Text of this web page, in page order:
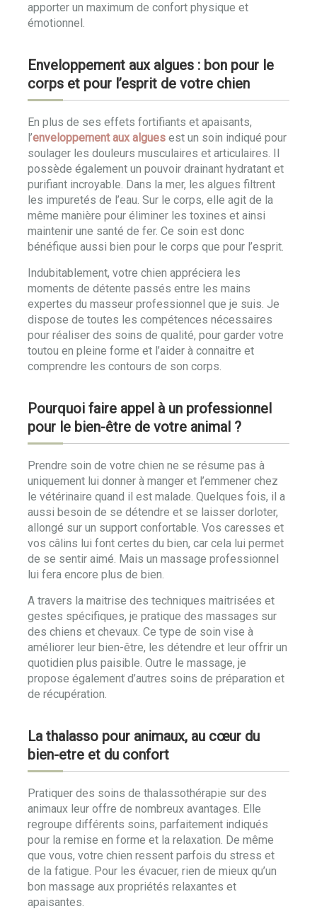
apporter un maximum de confort physique et
émotionnel.
Enveloppement aux algues : bon pour le
corps et pour l’esprit de votre chien
En plus de ses effets fortifiants et apaisants,
l’enveloppement aux algues est un soin indiqué pour
soulager les douleurs musculaires et articulaires. Il
possède également un pouvoir drainant hydratant et
purifiant incroyable. Dans la mer, les algues filtrent
les impuretés de l’eau. Sur le corps, elle agit de la
même manière pour éliminer les toxines et ainsi
maintenir une santé de fer. Ce soin est donc
bénéfique aussi bien pour le corps que pour l’esprit.
Indubitablement, votre chien appréciera les
moments de détente passés entre les mains
expertes du masseur professionnel que je suis. Je
dispose de toutes les compétences nécessaires
pour réaliser des soins de qualité, pour garder votre
toutou en pleine forme et l’aider à connaitre et
comprendre les contours de son corps.
Pourquoi faire appel à un professionnel
pour le bien-être de votre animal ?
Prendre soin de votre chien ne se résume pas à
uniquement lui donner à manger et l’emmener chez
le vétérinaire quand il est malade. Quelques fois, il a
aussi besoin de se détendre et se laisser dorloter,
allongé sur un support confortable. Vos caresses et
vos câlins lui font certes du bien, car cela lui permet
de se sentir aimé. Mais un massage professionnel
lui fera encore plus de bien.
A travers la maitrise des techniques maitrisées et
gestes spécifiques, je pratique des massages sur
des chiens et chevaux. Ce type de soin vise à
améliorer leur bien-être, les détendre et leur offrir un
quotidien plus paisible. Outre le massage, je
propose également d’autres soins de préparation et
de récupération.
La thalasso pour animaux, au cœur du
bien-etre et du confort
Pratiquer des soins de thalassothérapie sur des
animaux leur offre de nombreux avantages. Elle
regroupe différents soins, parfaitement indiqués
pour la remise en forme et la relaxation. De même
que vous, votre chien ressent parfois du stress et
de la fatigue. Pour les évacuer, rien de mieux qu’un
bon massage aux propriétés relaxantes et
apaisantes.